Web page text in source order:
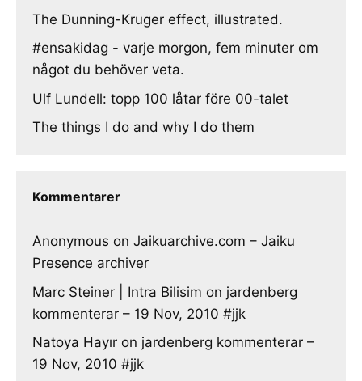
The Dunning-Kruger effect, illustrated.
#ensakidag - varje morgon, fem minuter om
något du behöver veta.
Ulf Lundell: topp 100 låtar före 00-talet
The things I do and why I do them
Kommentarer
Anonymous on Jaikuarchive.com – Jaiku
Presence archiver
Marc Steiner | Intra Bilisim on jardenberg
kommenterar – 19 Nov, 2010 #jjk
Natoya Hayır on jardenberg kommenterar –
19 Nov, 2010 #jjk